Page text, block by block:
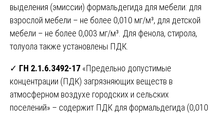
выделения (эмиссии) формальдегида для мебели: для
взрослой мебели – не более 0,010 мг/м³, для детской
мебели – не более 0,003 мг/м³. Для фенола, стирола,
толуола также установлены ПДК.
✓ ГН 2.1.6.3492-17 «Предельно допустимые
концентрации (ПДК) загрязняющих веществ в
атмосферном воздухе городских и сельских
поселений» – содержит ПДК для формальдегида (0,010